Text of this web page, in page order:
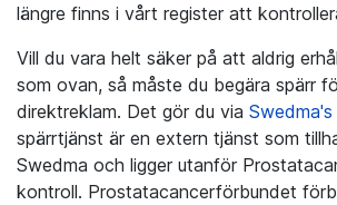
längre finns i vårt register att
Vill du vara helt säker på att aldrig
som ovan, så måste du begära spärr
direktreklam. Det gör du via Swedma's
spärrtjänst är en extern tjänst som
Swedma och ligger utanför
kontroll. Prostatacancerförbundet